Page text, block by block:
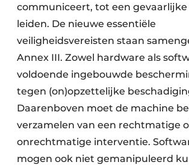
communiceert, tot een
leiden. De nieuwe essentiële
veiligheidsvereisten staan
Annex III. Zowel hardware als
voldoende ingebouwde
tegen (on)opzettelijke
Daarenboven moet de machine
verzamelen van een rechtmatige
onrechtmatige interventie.
mogen ook niet gemanipuleerd